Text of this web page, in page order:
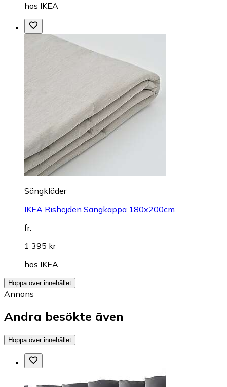
hos IKEA
Sängkläder
IKEA Rishöjden Sängkappa 180x200cm
fr.
1 395 kr
hos IKEA
Hoppa över innehållet
Annons
Andra besökte även
Hoppa över innehållet